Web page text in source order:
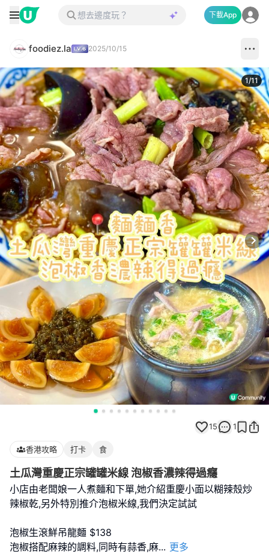
下載App
foodiez.la 2025/10/15
1/11
15 1
香港攻略 打卡 食
土瓜灣重慶正宗罐罐米線 泡椒香濃辣得過癮
小店由老闆娘一人煮麵和下單,她介紹重慶小面以糊辣殼炒
辣椒乾,另外特別推介泡椒米線,我們決定試試
泡椒生滾鮮吊龍麵 $138
泡椒搭配麻辣的調料,同時有蒜香,麻... 更多